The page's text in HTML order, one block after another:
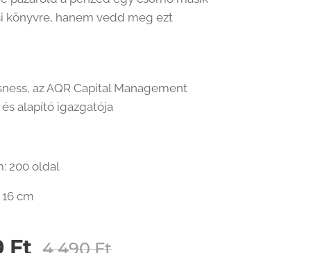
könyvre, hanem vedd meg ezt
az AQR Capital Management
alapító igazgatója
200 oldal
cm
Ft 4 490Ft